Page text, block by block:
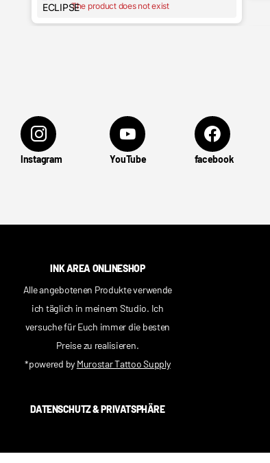
The product does not exist
Instagram YouTube facebook
INK AREA ONLINESHOP
Alle angebotenen Produkte verwende
ich täglich in meinem Studio. Ich
versuche für Euch immer die besten
Preise zu realisieren.
*powered by Murostar Tattoo Supply
DATENSCHUTZ & PRIVATSPHÄRE